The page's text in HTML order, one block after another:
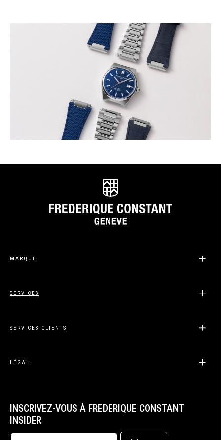
MARQUE
SERVICES
SERVICES CLIENTS
LÉGAL
INSCRIVEZ-VOUS À FREDERIQUE CONSTANT
INSIDER